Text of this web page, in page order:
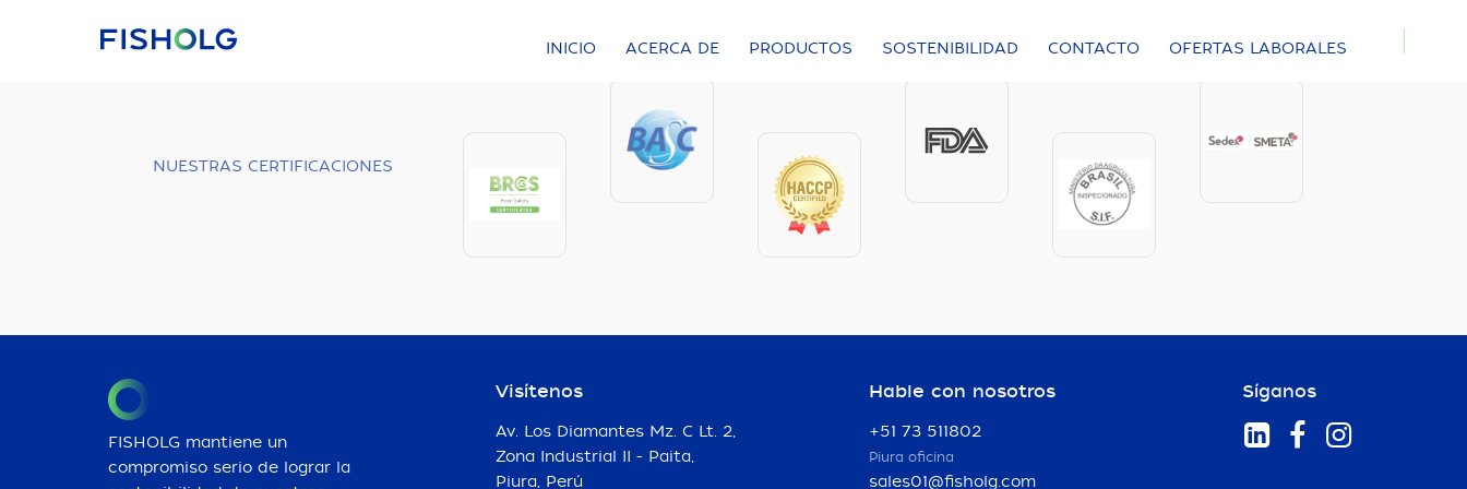
INICIO ACERCA DE PRODUCTOS SOSTENIBILIDAD CONTACTO OFERTAS LABORALES
NUESTRAS CERTIFICACIONES
FISHOLG mantiene un
compromiso serio de lograr la
Visítenos
Av. Los Diamantes Mz. C Lt. 2,
Zona Industrial II - Paita,
Piura, Perú
Hable con nosotros
+51 73 511802
Piura oficina
sales01@fisholg.com
Síganos
  